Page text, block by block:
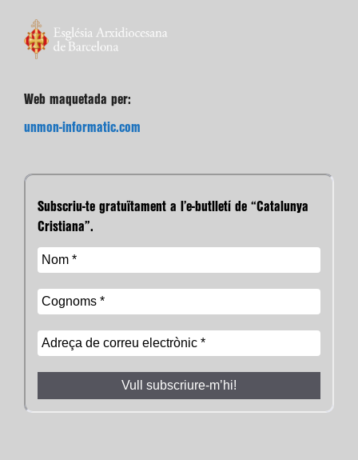
Web maquetada per:
unmon-informatic.com
Subscriu-te gratuïtament a l’e-butlletí de “Catalunya
Cristiana”.